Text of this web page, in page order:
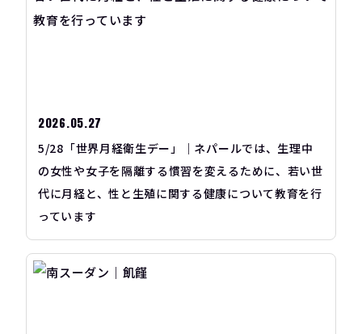
2026.05.27
5/28「世界月経衛生デー」｜ネパールでは、生理中
の女性や女子を隔離する慣習を変えるために、若い世
代に月経と、性と生殖に関する健康について教育を行
っています